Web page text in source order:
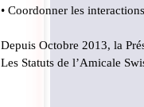
• Coordonner les
Depuis Octobre 2013, la
Les Statuts de l’Amicale